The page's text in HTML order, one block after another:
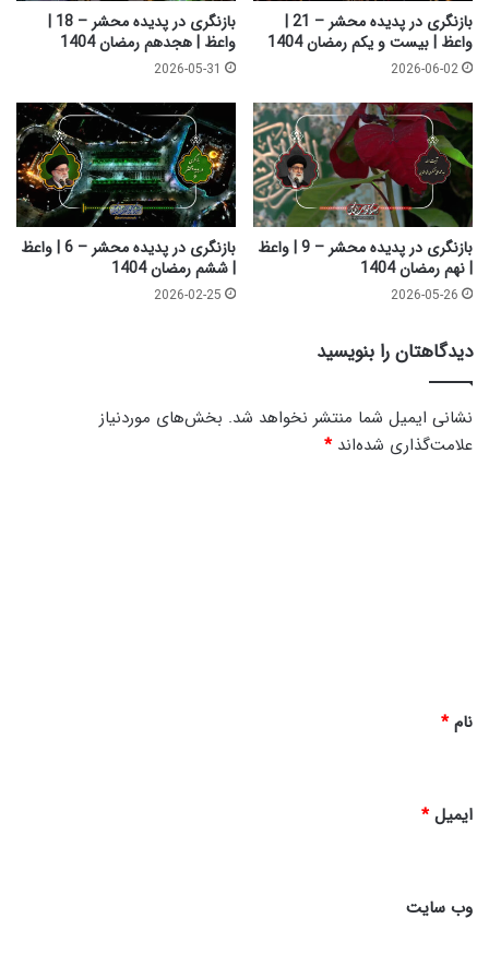
م
ض
ا
1
4
0
4
|
و
ا
ظ
|
ن
ه
م
ر
م
ض
ا
4
0
بازنگری در پدیده محشر – 21 |
واعظ | بیست و یکم رمضان 1404
2026-06-02
بازنگری در پدیده محشر – 18 |
واعظ | هجدهم رمضان 1404
2026-05-31
بازنگری در پدیده محشر – 9 | واعظ
| نهم رمضان 1404
2026-05-26
بازنگری در پدیده محشر – 6 | واعظ
| ششم رمضان 1404
2026-02-25
دیدگاهتان را بنویسید
نشانی ایمیل شما منتشر نخواهد شد. بخش‌های موردنیاز
علامت‌گذاری شده‌اند*
نام*
ایمیل*
وب‌ سایت